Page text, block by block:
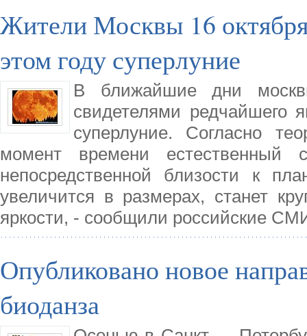
Жители Москвы 16
этом году суперлуние
В ближайшие дни
свидетелями редчайшего
суперлуние. Согласно
момент времени естественный
непосредственной близости к
увеличится в размерах, станет
яркости, - сообщили российские
Опубликовано новое
биоданза